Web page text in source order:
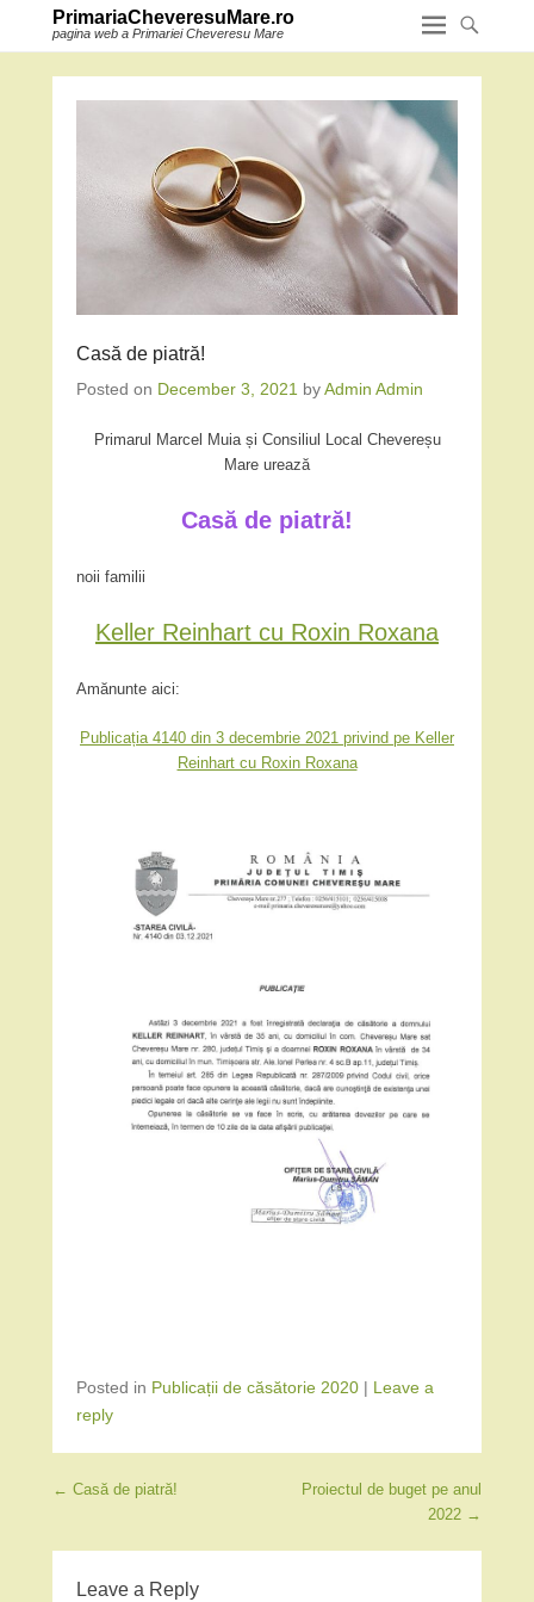
PrimariaCheveresuMare.ro
pagina web a Primariei Cheveresu Mare
Casă de piatră!
Posted on December 3, 2021 byAdmin Admin
Primarul Marcel Muia și Consiliul Local Chevereșu
Mare urează
Casă de piatră!
noii familii
Keller Reinhart cu Roxin Roxana
Amănunte aici:
Publicația 4140 din 3 decembrie 2021 privind pe Keller
Reinhart cu Roxin Roxana
Posted in Publicații de căsătorie 2020 | Leave a
reply
Post navigation
← Casă de piatră!
Proiectul de buget pe anul
2022 →
Leave a Reply